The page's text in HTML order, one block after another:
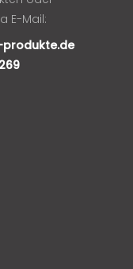
E-Mail:
produkte.de